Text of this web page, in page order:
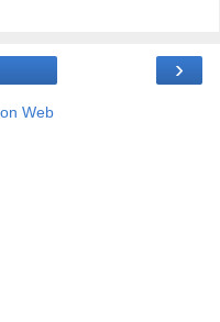
›
Web